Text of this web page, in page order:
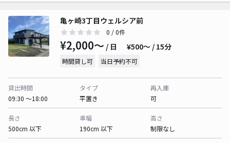
亀ヶ崎3丁目ウェルシア前
0 / 0件
¥2,000〜 / 日 ¥500〜 / 15分
時間貸し可 当日予約不可
貸出時間
09:30 〜18:00
タイプ
平置き
再入庫
可
長さ
500cm 以下
車幅
190cm 以下
高さ
制限なし